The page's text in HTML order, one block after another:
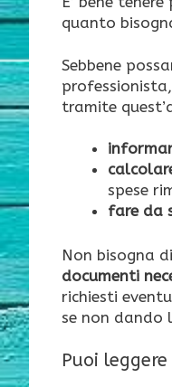
quanto
Sebbene
tramite
spese
fare da
Non bisogna
documenti
richiesti
se non dando
Puoi